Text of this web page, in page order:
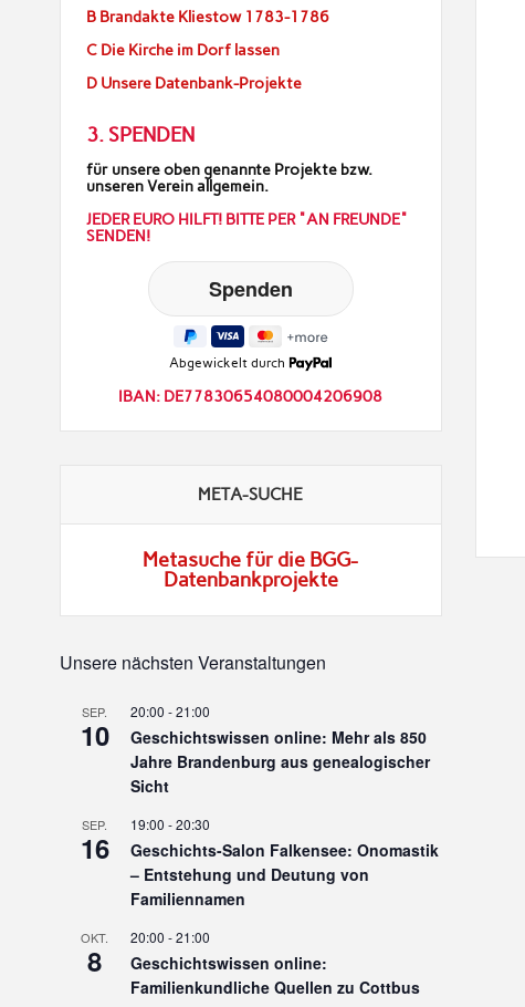
B Brandakte Kliestow 1783-1786
C Die Kirche im Dorf lassen
D Unsere Datenbank-Projekte
3. SPENDEN
für unsere oben genannte Projekte bzw.
unseren Verein allgemein.
JEDER EURO HILFT! BITTE PER "AN FREUNDE"
SENDEN!
Abgewickelt durch
IBAN: DE77830654080004206908
META-SUCHE
Metasuche für die BGG-
Datenbankprojekte
Unsere nächsten Veranstaltungen
SEP.
10
20:00 -21:00
Geschichtswissen online: Mehr als 850
Jahre Brandenburg aus genealogischer
Sicht
SEP.
16
19:00 -20:30
Geschichts-Salon Falkensee: Onomastik
– Entstehung und Deutung von
Familiennamen
OKT.
8
20:00 -21:00
Geschichtswissen online:
Familienkundliche Quellen zu Cottbus